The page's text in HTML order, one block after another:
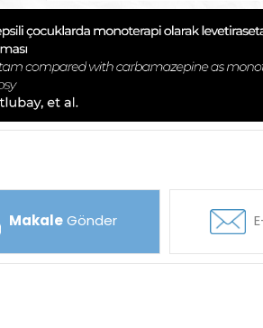
MakaleGönder